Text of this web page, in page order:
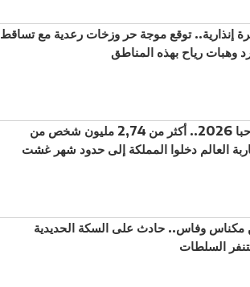
إنذارية.. توقع موجة حر وزخات رعدية مع تساقط
وهبات رياح بهذه المناطق
مرحبا 2026.. أكثر من 2,74 مليون شخص من
العالم دخلوا المملكة إلى حدود شهر غشت
مكناس وفاس.. حادث على السكة الحديدية
السلطات